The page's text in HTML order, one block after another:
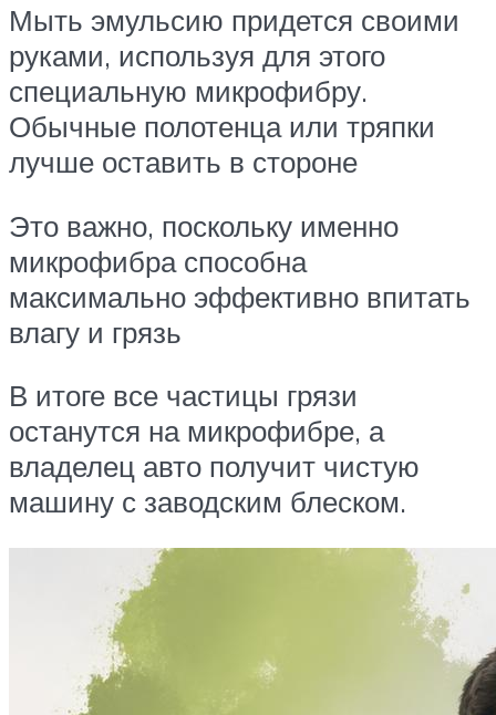
Мыть эмульсию придется своими
руками, используя для этого
специальную микрофибру.
Обычные полотенца или тряпки
лучше оставить в стороне
Это важно, поскольку именно
микрофибра способна
максимально эффективно впитать
влагу и грязь
В итоге все частицы грязи
останутся на микрофибре, а
владелец авто получит чистую
машину с заводским блеском.